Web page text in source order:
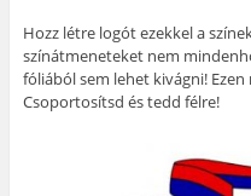
Hozz létre logót ezekkel a
színátmeneteket nem
fóliából sem lehet kivágni!
Csoportosítsd és tedd félre!